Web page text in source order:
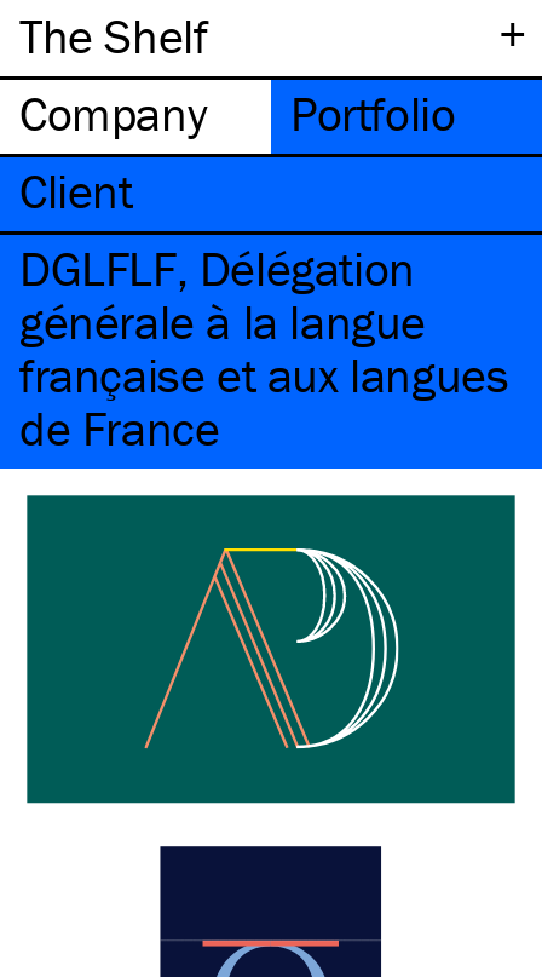
+
The Shelf
Company
Portfolio
Client
DGLFLF, Délégation
générale à la langue
française et aux langues
de France